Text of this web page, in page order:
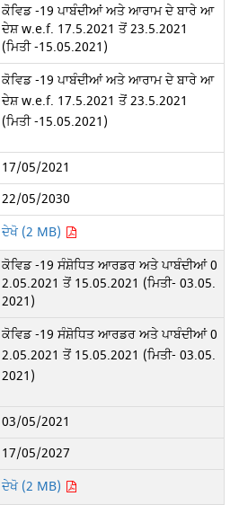
ਕੋਵਿਡ -19 ਪਾਬੰਦੀਆਂ ਅਤੇ ਆਰਾਮ ਦੇ ਬਾਰੇ ਆ
ਦੇਸ਼ w.e.f. 17.5.2021 ਤੋਂ 23.5.2021
(ਮਿਤੀ -15.05.2021)
ਕੋਵਿਡ -19 ਪਾਬੰਦੀਆਂ ਅਤੇ ਆਰਾਮ ਦੇ ਬਾਰੇ ਆ
ਦੇਸ਼ w.e.f. 17.5.2021 ਤੋਂ 23.5.2021
(ਮਿਤੀ -15.05.2021)
17/05/2021
22/05/2030
ਦੇਖੋ (2 MB)
ਕੋਵਿਡ -19 ਸੰਸ਼ੋਧਿਤ ਆਰਡਰ ਅਤੇ ਪਾਬੰਦੀਆਂ 0
2.05.2021 ਤੋਂ 15.05.2021 (ਮਿਤੀ- 03.05.
2021)
ਕੋਵਿਡ -19 ਸੰਸ਼ੋਧਿਤ ਆਰਡਰ ਅਤੇ ਪਾਬੰਦੀਆਂ 0
2.05.2021 ਤੋਂ 15.05.2021 (ਮਿਤੀ- 03.05.
2021)
03/05/2021
17/05/2027
ਦੇਖੋ (2 MB)